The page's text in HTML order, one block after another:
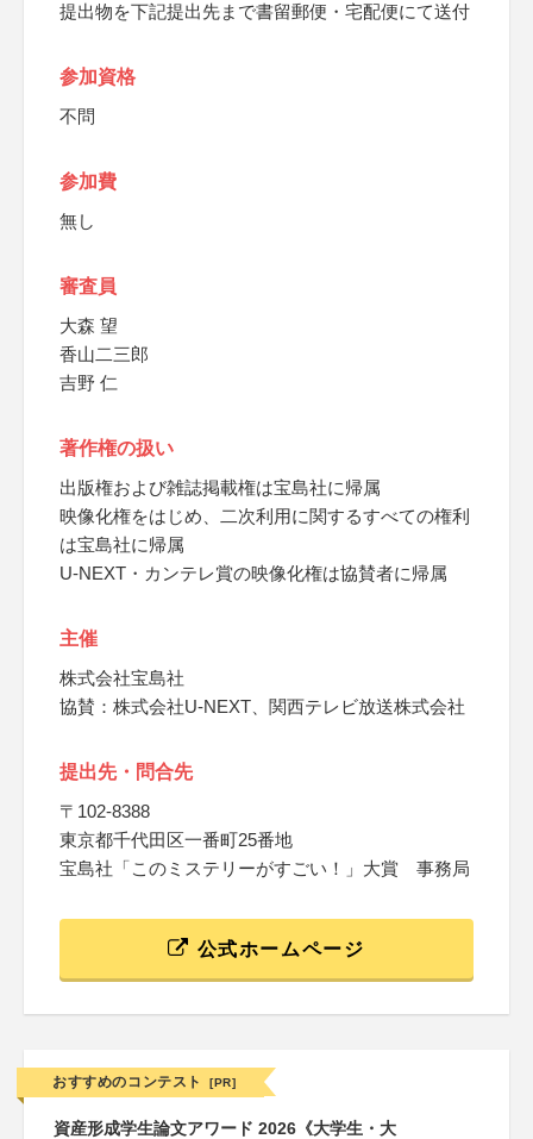
提出物を下記提出先まで書留郵便・宅配便にて送付
参加資格
不問
参加費
無し
審査員
大森 望
香山二三郎
吉野 仁
著作権の扱い
出版権および雑誌掲載権は宝島社に帰属
映像化権をはじめ、二次利用に関するすべての権利
は宝島社に帰属
U-NEXT・カンテレ賞の映像化権は協賛者に帰属
主催
株式会社宝島社
協賛：株式会社U-NEXT、関西テレビ放送株式会社
提出先・問合先
〒102-8388
東京都千代田区一番町25番地
宝島社「このミステリーがすごい！」大賞 事務局
公式ホームページ
おすすめのコンテスト [PR]
資産形成学生論文アワード 2026《大学生・大